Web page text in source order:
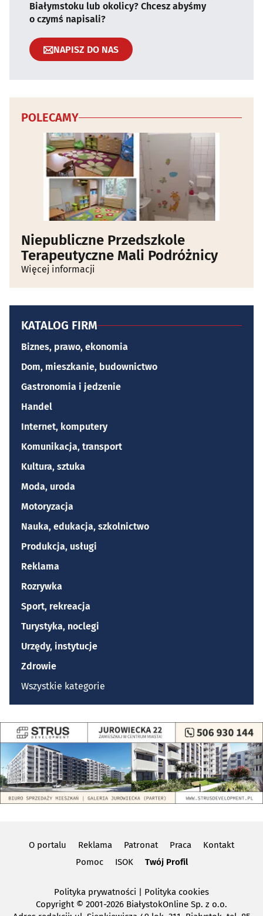
Białymstoku lub okolicy? Chcesz abyśmy
o czymś napisali?
NAPISZ DO NAS
POLECAMY
Niepubliczne Przedszkole
Terapeutyczne Mali Podróżnicy
Więcej informacji
KATALOG FIRM
Biznes, prawo, ekonomia
Dom, mieszkanie, budownictwo
Gastronomia i jedzenie
Handel
Internet, komputery
Komunikacja, transport
Kultura, sztuka
Moda, uroda
Motoryzacja
Nauka, edukacja, szkolnictwo
Produkcja, usługi
Reklama
Rozrywka
Sport, rekreacja
Turystyka, noclegi
Urzędy, instytucje
Zdrowie
Wszystkie kategorie
O portalu Reklama Patronat Praca
Kontakt
Pomoc
ISOK Twój Profil
Polityka prywatności | Polityka cookies
Copyright© 2001-2026 BiałystokOnline Sp. z o.o.